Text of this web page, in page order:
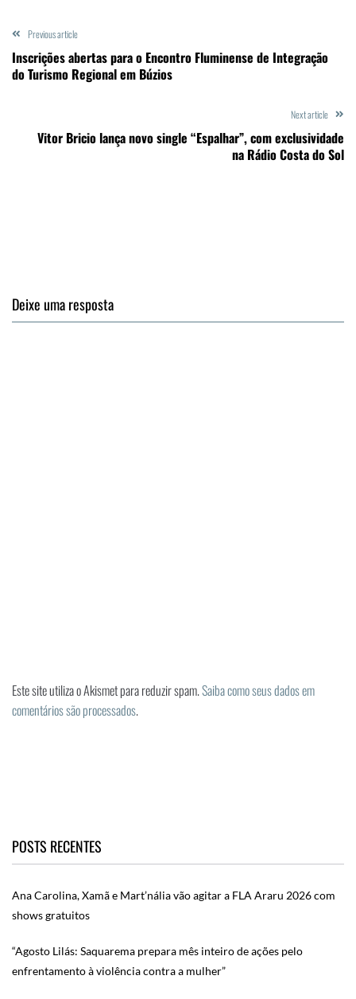
Previous article
Inscrições abertas para o Encontro Fluminense de Integração
do Turismo Regional em Búzios
Next article
Vitor Bricio lança novo single “Espalhar”, com exclusividade
na Rádio Costa do Sol
Deixe uma resposta
Este site utiliza o Akismet para reduzir spam.Saiba como seus dados em
comentários são processados.
POSTS RECENTES
Ana Carolina, Xamã e Mart’nália vão agitar a FLA Araru 2026 com
shows gratuitos
“Agosto Lilás: Saquarema prepara mês inteiro de ações pelo
enfrentamento à violência contra a mulher”